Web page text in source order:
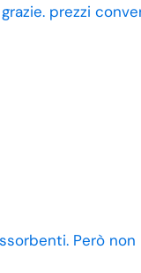
prezzi
Però